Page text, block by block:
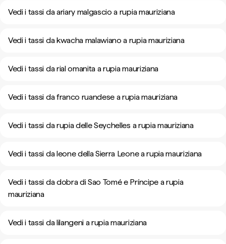
Vedi i tassi da ariary malgascio a rupia mauriziana
Vedi i tassi da kwacha malawiano a rupia mauriziana
Vedi i tassi da rial omanita a rupia mauriziana
Vedi i tassi da franco ruandese a rupia mauriziana
Vedi i tassi da rupia delle Seychelles a rupia mauriziana
Vedi i tassi da leone della Sierra Leone a rupia mauriziana
Vedi i tassi da dobra di Sao Tomé e Príncipe a rupia
mauriziana
Vedi i tassi da lilangeni a rupia mauriziana